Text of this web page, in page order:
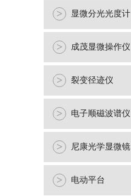
> 显微分光光度计
> 成茂显微操作仪
> 裂变径迹仪
> 电子顺磁波谱仪
> 尼康光学显微镜
> 电动平台